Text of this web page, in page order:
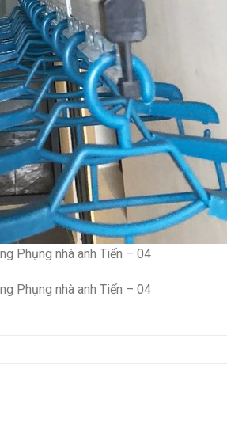
Phụng nhà anh Tiến – 04
Phụng nhà anh Tiến – 04